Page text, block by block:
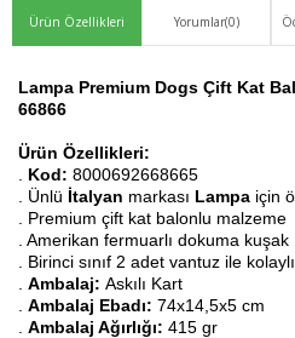
Ürün Özellikleri Yorumlar(0)
Lampa Premium Dogs Çift Kat
66866
Ürün Özellikleri:
Kod: 8000692668665
. Ünlü İtalyan markası Lampa için
. Premium çift kat balonlu malzeme
. Amerikan fermuarlı dokuma kuşak
. Birinci sınıf 2 adet vantuz ile
Ambalaj: Askılı Kart
Ambalaj Ebadı: 74x14,5x5 cm
Ambalaj Ağırlığı: 415 gr